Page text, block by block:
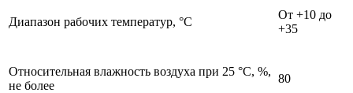
Диапазон рабочих температур, °С
От +10 до
+35
Относительная влажность воздуха при 25 °С, %,
не более
80